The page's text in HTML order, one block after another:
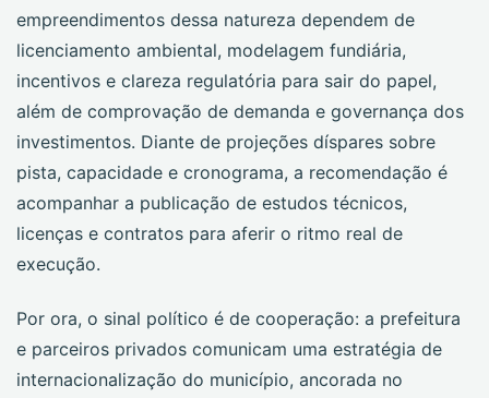
empreendimentos dessa natureza dependem de
licenciamento ambiental, modelagem fundiária,
incentivos e clareza regulatória para sair do papel,
além de comprovação de demanda e governança dos
investimentos. Diante de projeções díspares sobre
pista, capacidade e cronograma, a recomendação é
acompanhar a publicação de estudos técnicos,
licenças e contratos para aferir o ritmo real de
execução.
Por ora, o sinal político é de cooperação: a prefeitura
e parceiros privados comunicam uma estratégia de
internacionalização do município, ancorada no